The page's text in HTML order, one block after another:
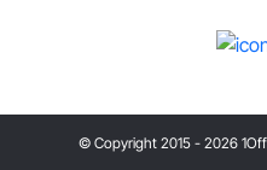
© Copyright 2015 - 2026